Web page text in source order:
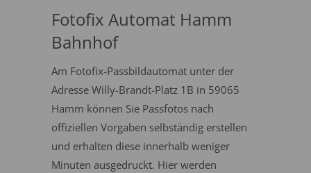
Fotofix Automat Hamm
Bahnhof
Am Fotofix-Passbildautomat unter der
Adresse Willy-Brandt-Platz 1B in 59065
Hamm können Sie Passfotos nach
offiziellen Vorgaben selbständig erstellen
und erhalten diese innerhalb weniger
Minuten ausgedruckt. Hier werden